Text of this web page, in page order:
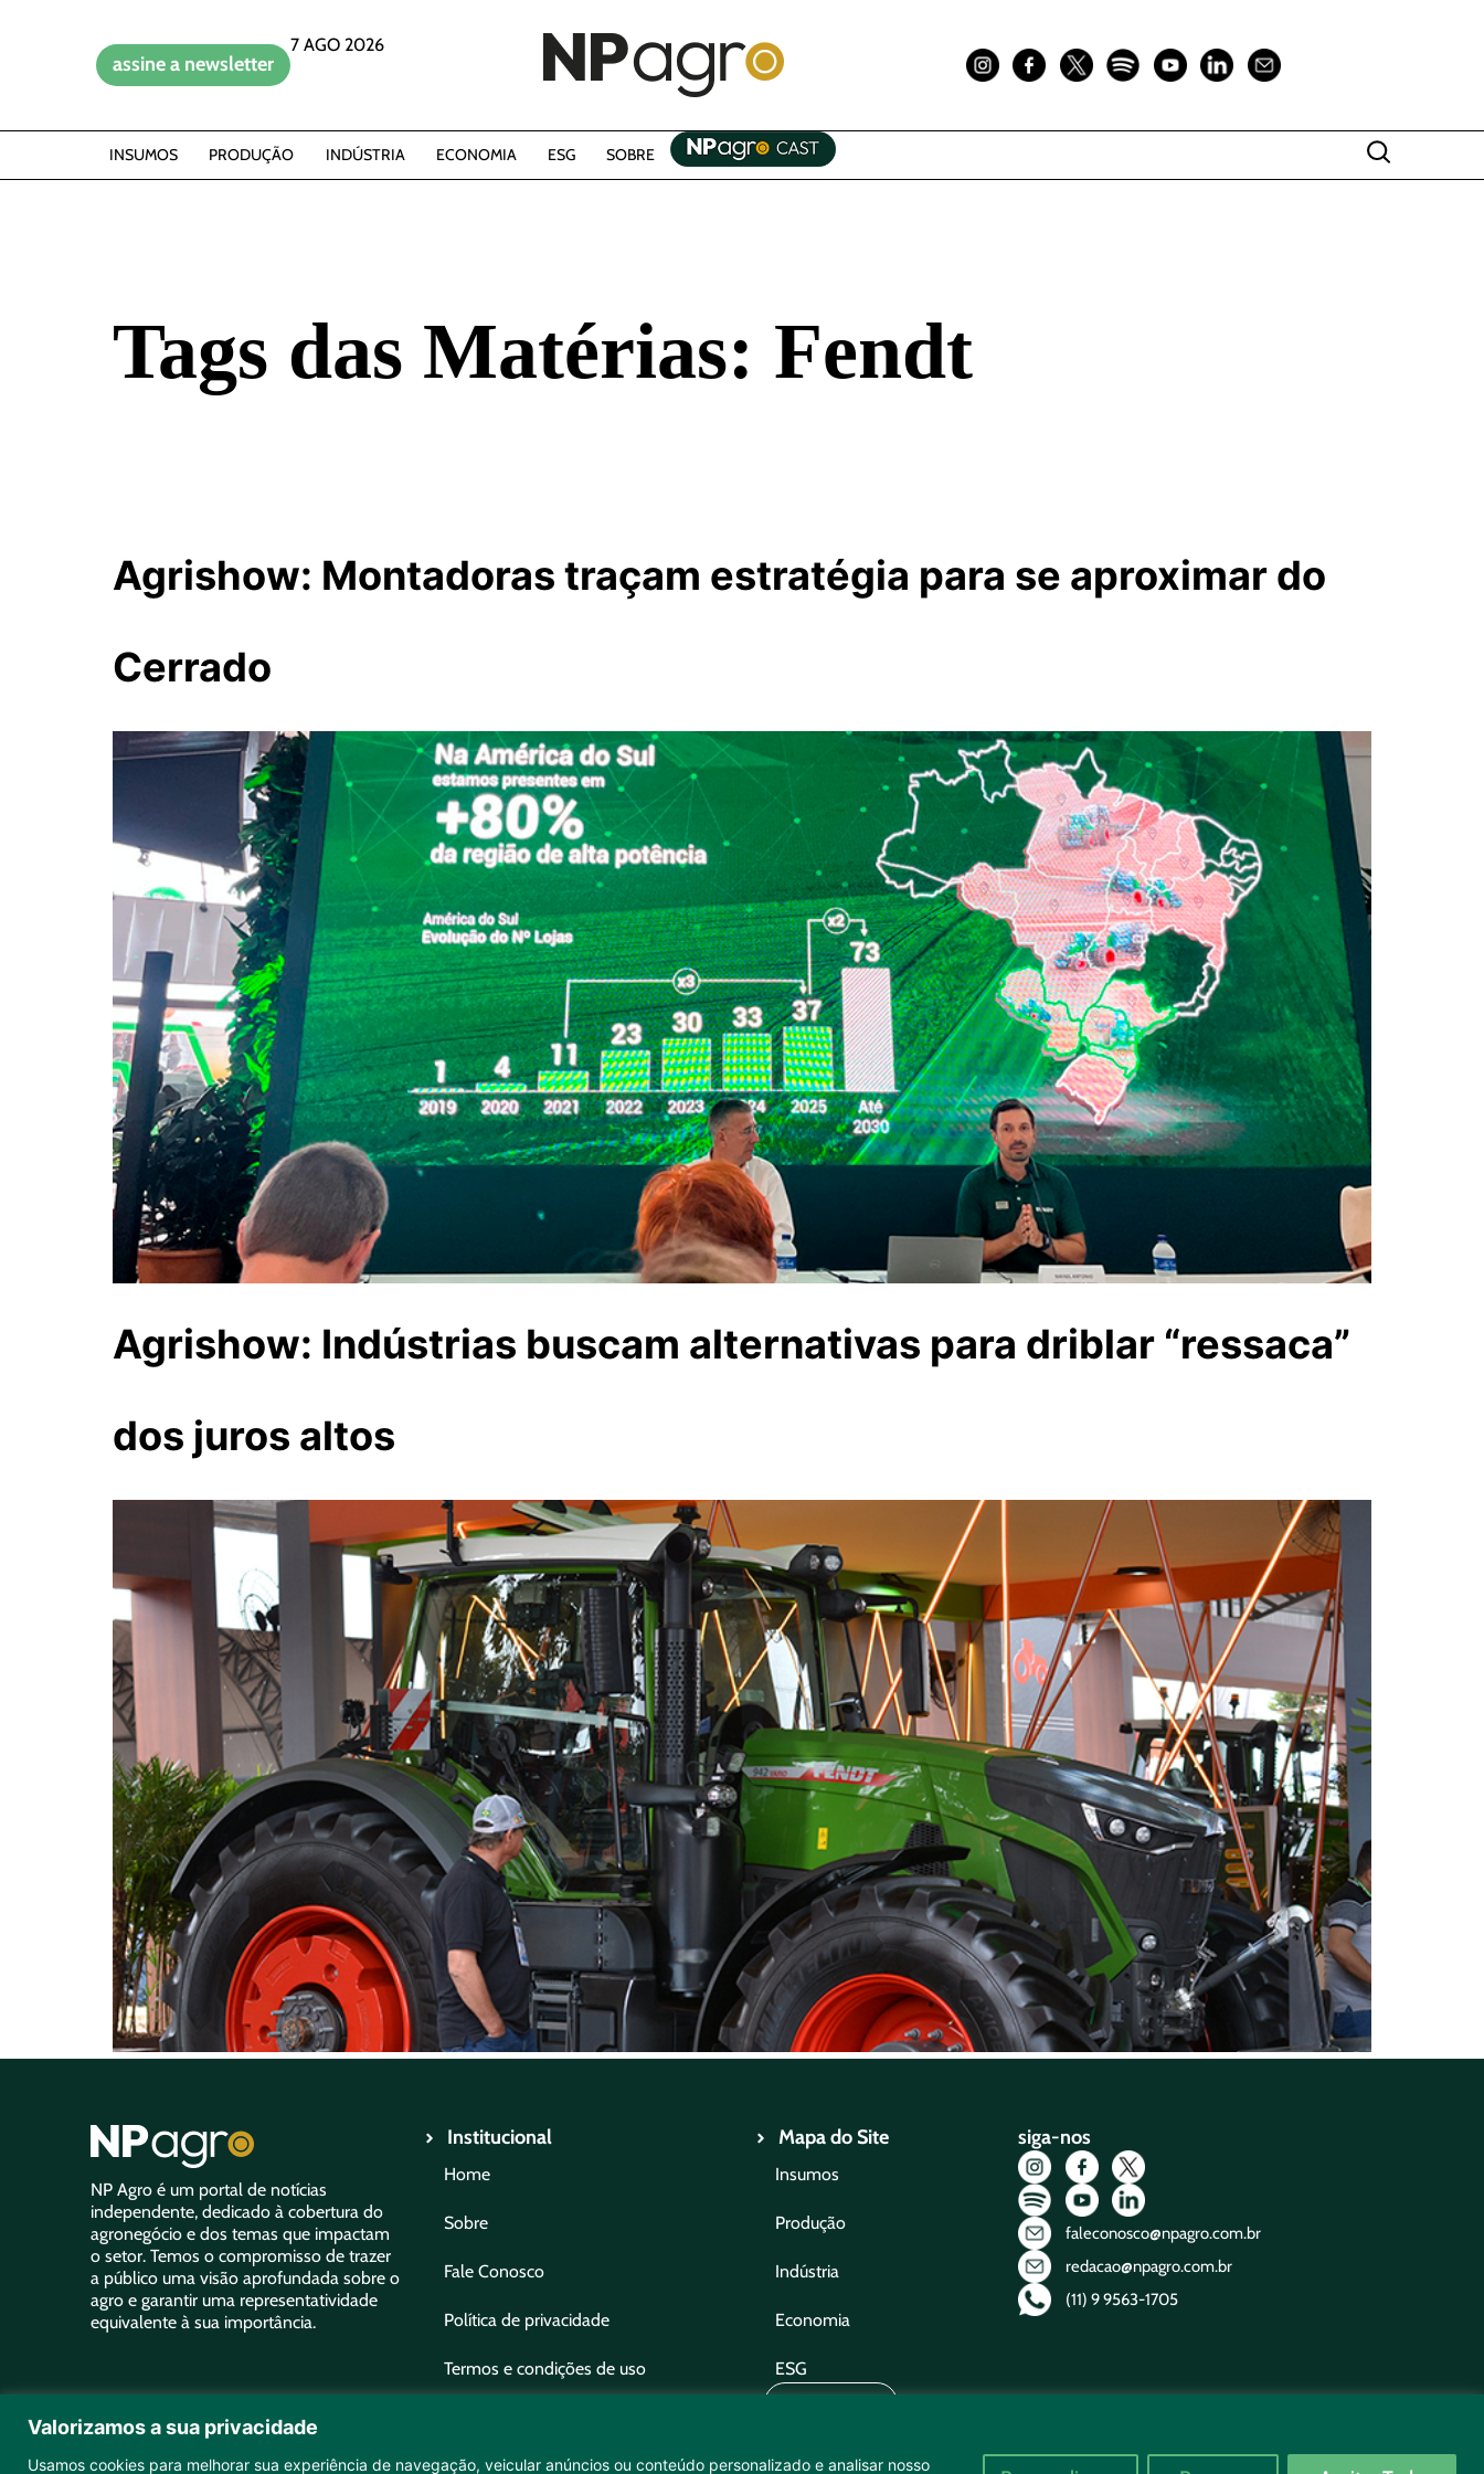
Valorizamos a sua privacidade
Usamos cookies para melhorar sua experiência de navegação, veicular anúncios ou conteúdo personalizado e analisar nosso
assine a newsletter
7 AGO 2026
INSUMOS PRODUÇÃO INDÚSTRIA ECONOMIA ESG SOBRE
Tags das Matérias: Fendt
Agrishow: Montadoras traçam estratégia para se aproximar do
Cerrado
Agrishow: Indústrias buscam alternativas para driblar “ressaca”
dos juros altos
NP Agro é um portal de notícias
independente, dedicado à cobertura do
agronegócio e dos temas que impactam
o setor. Temos o compromisso de trazer
a público uma visão aprofundada sobre o
agro e garantir uma representatividade
equivalente à sua importância.
Institucional
Home
Sobre
Fale Conosco
Política de privacidade
Termos e condições de uso
Mapa do Site
Insumos
Produção
Indústria
Economia
ESG
siga-nos
faleconosco@npagro.com.br
redacao@npagro.com.br
(11) 9 9563-1705
Copyright ©2026 NPAgro. Todos os direitos Desenvolvido por